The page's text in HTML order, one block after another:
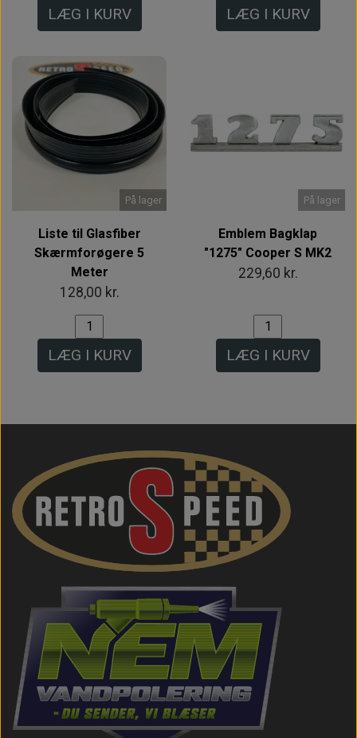
LÆG I KURV LÆG I KURV
På lager
Liste til Glasfiber
Skærmforøgere 5
Meter
128,00 kr.
LÆG I KURV
På lager
Emblem Bagklap
"1275" Cooper S MK2
229,60 kr.
LÆG I KURV